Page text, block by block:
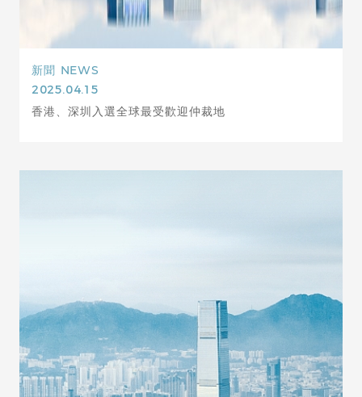
新聞 NEWS
2025.04.15
香港、深圳入選全球最受歡迎仲裁地